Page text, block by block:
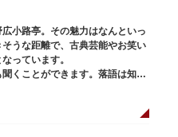
小路亭。その魅力はなんといっ
うな距離で、古典芸能やお笑い
っています。
くことができます。落語は知っ
方も、ぜひ一度お江戸上野広小